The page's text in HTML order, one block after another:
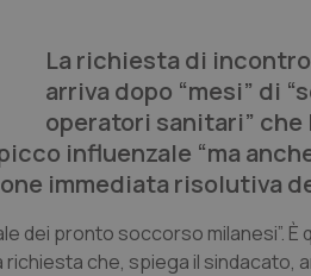
La richiesta di
arriva dopo “mesi” di
operatori sanitari”
influenzale “ma
immediata risolutiva
pronto soccorso milanesi”. È
richiesta che, spiega il sindacato,